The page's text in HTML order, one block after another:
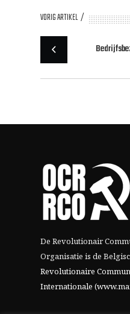
VORIG ARTIKEL
De Revolutionair
Organisatie is de
Revolutionaire
Internationale